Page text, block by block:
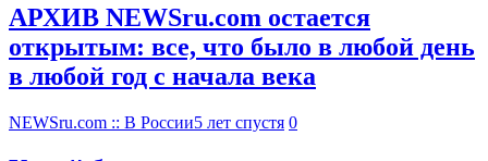
АРХИВ NEWSru.com остается
открытым: все, что было в любой день
в любой год с начала века
NEWSru.com :: В России5 лет спустя 0